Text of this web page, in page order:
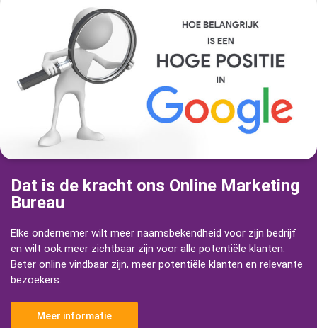
Dat is de kracht ons Online Marketing
Bureau
Elke ondernemer wilt meer naamsbekendheid voor zijn bedrijf
en wilt ook meer zichtbaar zijn voor alle potentiële klanten.
Beter online vindbaar zijn, meer potentiële klanten en relevante
bezoekers.
Meer informatie